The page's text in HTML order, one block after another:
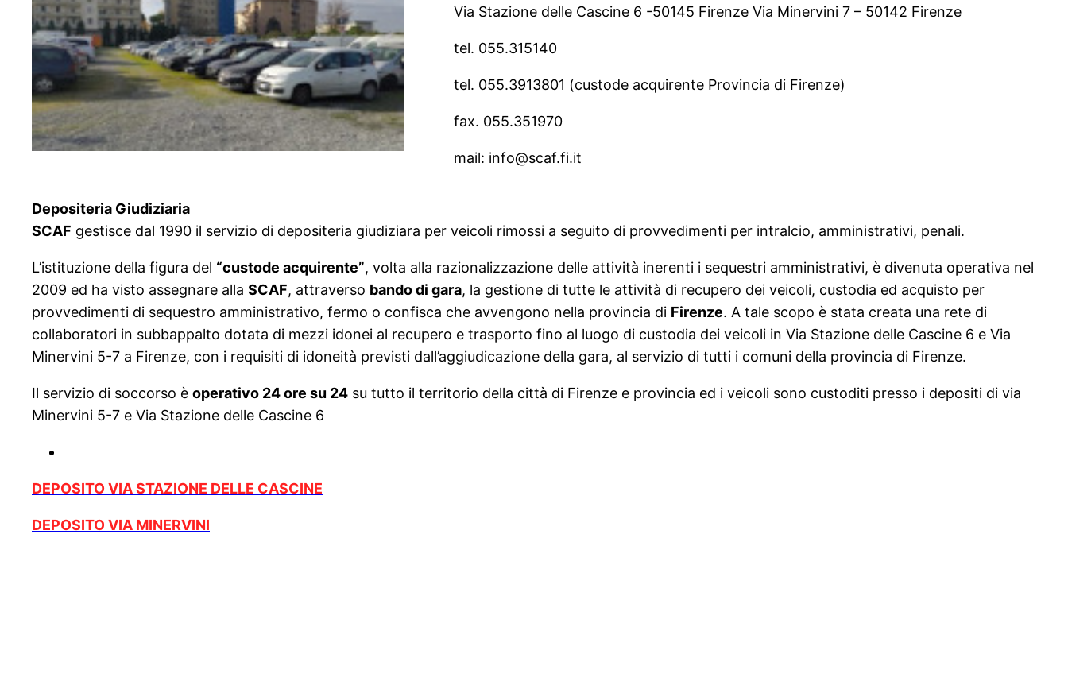
Via Stazione delle Cascine 6 -50145 Firenze Via Minervini 7 – 50142 Firenze
tel. 055.315140
tel. 055.3913801 (custode acquirente Provincia di Firenze)
fax. 055.351970
mail: info@scaf.fi.it
Depositeria Giudiziaria
SCAF gestisce dal 1990 il servizio di depositeria giudiziara per veicoli rimossi a seguito di provvedimenti per intralcio, amministrativi, penali.
L’istituzione della figura del “custode acquirente”, volta alla razionalizzazione delle attività inerenti i sequestri amministrativi, è divenuta operativa nel
2009 ed ha visto assegnare alla SCAF, attraverso bando di gara, la gestione di tutte le attività di recupero dei veicoli, custodia ed acquisto per
provvedimenti di sequestro amministrativo, fermo o confisca che avvengono nella provincia di Firenze. A tale scopo è stata creata una rete di
collaboratori in subbappalto dotata di mezzi idonei al recupero e trasporto fino al luogo di custodia dei veicoli in Via Stazione delle Cascine 6 e Via
Minervini 5-7 a Firenze, con i requisiti di idoneità previsti dall’aggiudicazione della gara, al servizio di tutti i comuni della provincia di Firenze.
Il servizio di soccorso è operativo 24 ore su 24 su tutto il territorio della città di Firenze e provincia ed i veicoli sono custoditi presso i depositi di via
Minervini 5-7 e Via Stazione delle Cascine 6
DEPOSITO VIA STAZIONE DELLE CASCINE
DEPOSITO VIA MINERVINI